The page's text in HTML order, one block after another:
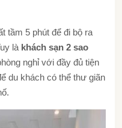
tầm 5 phút để đi bộ ra
là khách sạn 2 sao
nghỉ với đầy đủ tiện
du khách có thể thư giãn